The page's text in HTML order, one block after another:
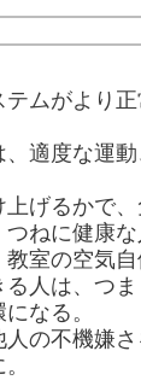
ムがより
適度な運
げるかで、
ねに健康な
室の空気自
人は、つ
なる。
の不機嫌さ